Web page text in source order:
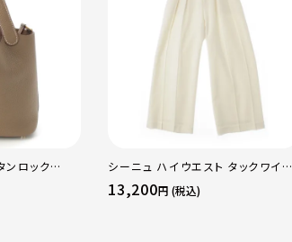
ンロック
ッグ ゴール
シーニュ ハイウエスト タックワイド
パンツ ボトムス オフホワイト 0
13,200円 (税込)